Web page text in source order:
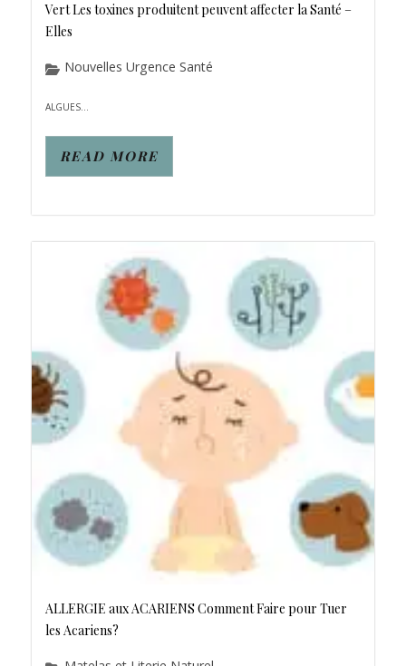
Vert Les toxines produitent peuvent affecter la Santé –
Elles
Nouvelles Urgence Santé
ALGUES...
READ MORE
ALLERGIE aux ACARIENS Comment Faire pour Tuer
les Acariens?